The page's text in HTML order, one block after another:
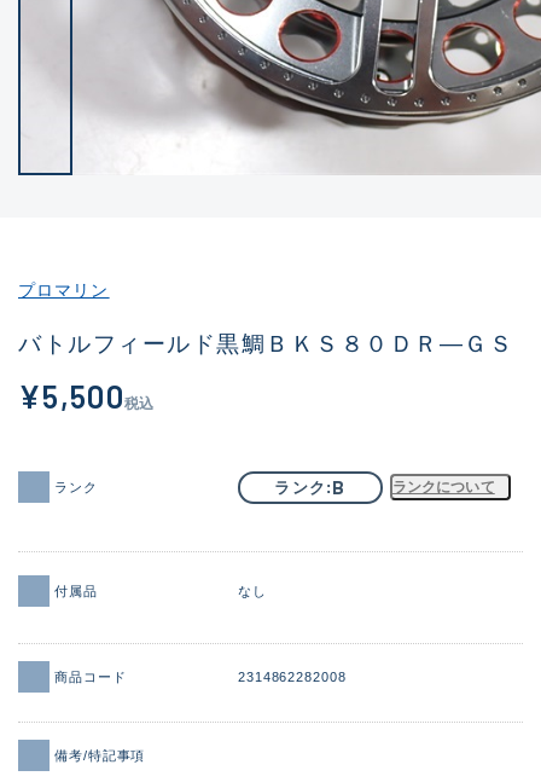
(21996)
(38845)
(5153)
その他
新商品 (1984)
価格
プロマリン
バトルフィールド黒鯛ＢＫＳ８０ＤＲ―ＧＳ
¥5,500税込
ランク ランク B ランクについて
付属品 なし
商品コード 2314862282008
備考/特記事項